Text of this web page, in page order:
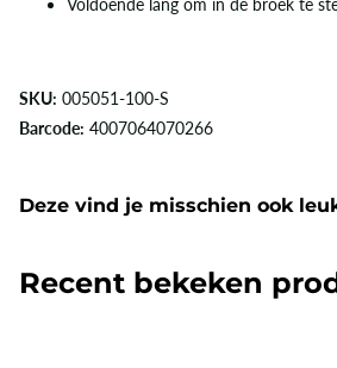
SKU: 005051-100-S
Barcode: 4007064070266
Deze vind je misschien ook
Recent bekeken